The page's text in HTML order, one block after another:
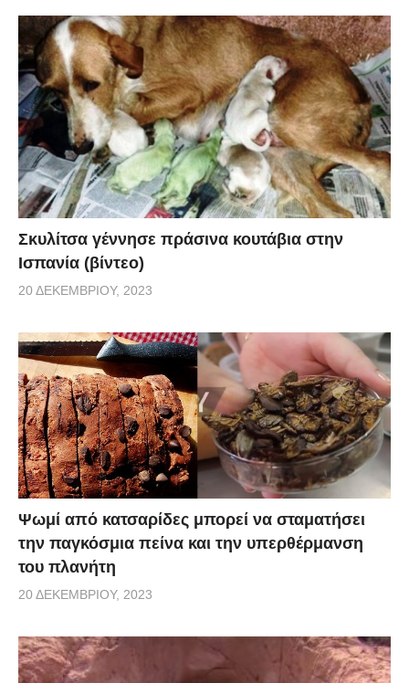
Σκυλίτσα γέννησε πράσινα κουτάβια στην
Ισπανία (βίντεο)
20 ΔΕΚΕΜΒΡΊΟΥ, 2023
Ψωμί από κατσαρίδες μπορεί να σταματήσει
την παγκόσμια πείνα και την υπερθέρμανση
του πλανήτη
20 ΔΕΚΕΜΒΡΊΟΥ, 2023